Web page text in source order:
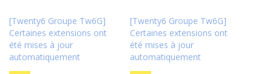
[Twenty6 Groupe Tw6G]
Certaines extensions ont
été mises à jour
automatiquement
[Twenty6 Groupe Tw6G]
Certaines extensions ont
été mises à jour
automatiquement